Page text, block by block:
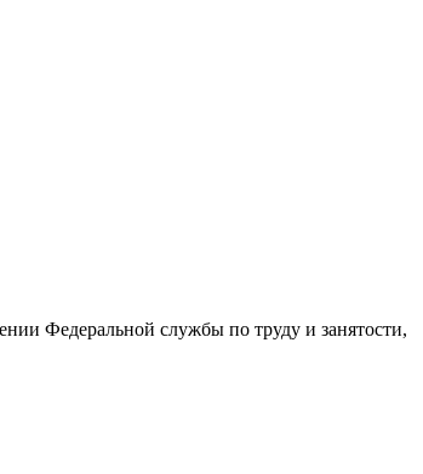
Федеральной службы по труду и занятости,